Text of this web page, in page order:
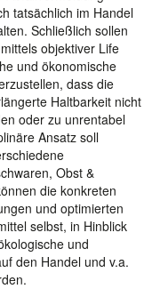
tatsächlich im Handel
Schließlich sollen
objektiver Life
und ökonomische
dass die
Haltbarkeit nicht
oder zu unrentabel
Ansatz soll
Obst &
die konkreten
und optimierten
selbst, in Hinblick
und
den Handel und v.a.